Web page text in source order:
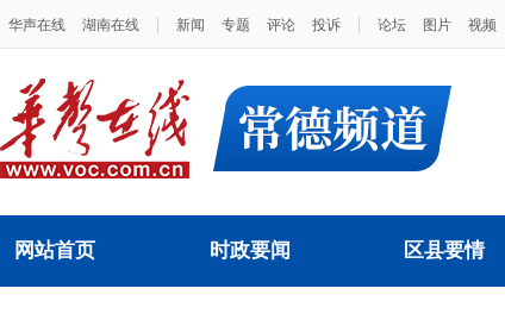
华声在线 湖南在线 | 新闻 专题 评论 投诉 | 论坛 图片 视频
网站首页 时政要闻 区县要情